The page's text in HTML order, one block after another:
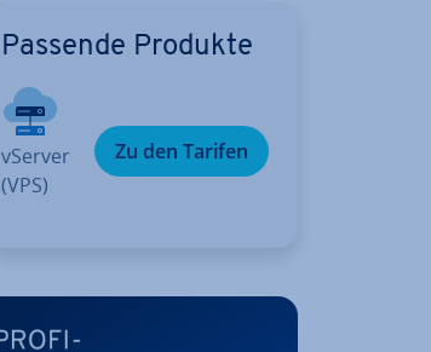
Passende Produkte
vServer
(VPS)
Zu den Tarifen